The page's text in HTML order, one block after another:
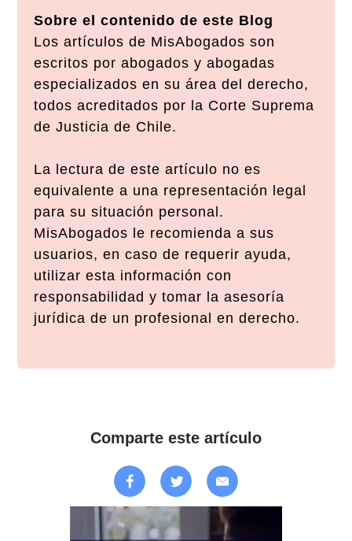
Sobre el contenido de este Blog
Los artículos de MisAbogados son
escritos por abogados y abogadas
especializados en su área del derecho,
todos acreditados por la Corte Suprema
de Justicia de Chile.
La lectura de este artículo no es
equivalente a una representación legal
para su situación personal.
MisAbogados le recomienda a sus
usuarios, en caso de requerir ayuda,
utilizar esta información con
responsabilidad y tomar la asesoría
jurídica de un profesional en derecho.
Comparte este artículo